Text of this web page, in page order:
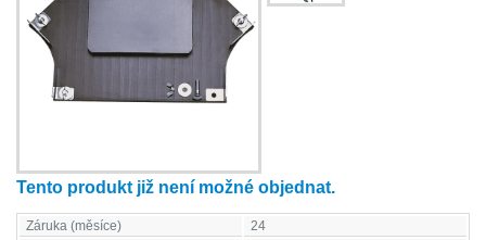
Tento produkt již není možné objednat.
Záruka (měsíce)
24